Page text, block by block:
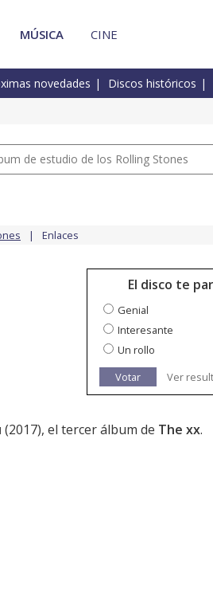
MÚSICA CINE
novedades Discos históricos
de estudio de los Rolling Stones
Enlaces
El disco te
Genial
Interesante
Un rollo
Votar
Ver
(2017), el tercer álbum de The xx.